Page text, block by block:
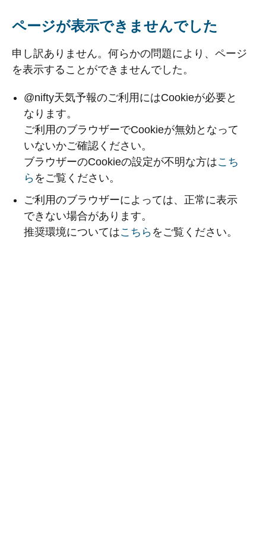
ページが表示できませんでした
申し訳ありません。何らかの問題により、ページ
を表示することができませんでした。
@nifty天気予報のご利用にはCookieが必要と
なります。
ご利用のブラウザーでCookieが無効となって
いないかご確認ください。
ブラウザーのCookieの設定が不明な方はこち
ら をご覧ください。
ご利用のブラウザーによっては、正常に表示
できない場合があります。
推奨環境についてはこちら をご覧ください。